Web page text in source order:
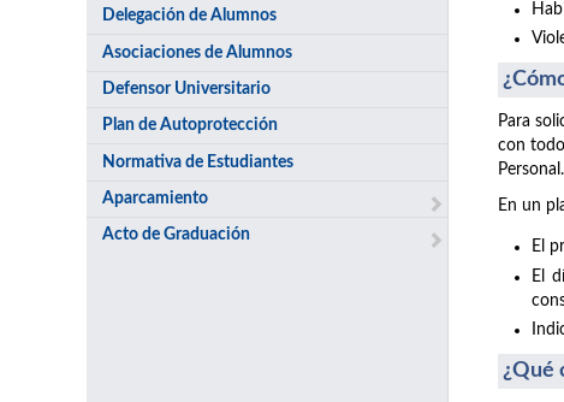
Delegación de Alumnos
Asociaciones de Alumnos
Defensor Universitario
Plan de Autoprotección
Normativa de Estudiantes
Aparcamiento
Acto de Graduación
Para
con
Personal.
En un
El
El
¿Qué